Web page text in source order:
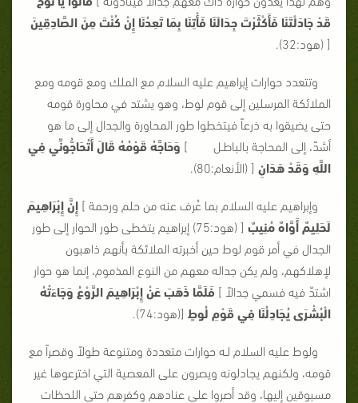
قَدْ جَادَلْتَنَا فَأَكْثَرْتَ جِدَالَنَا فَأْتِنَا بِمَا تَعِدُنَا إِنْ كُنْتَ مِنَ الصَّادِقِينَ
[ (هود:32).
وتتعدد حوارات إبراهيم عليه السلام مع الملك ومع قومه ومع
الملائكة المرسلين إلى قوم لوط، وهو يشتد في محاورة قومه
حتى يضيقوا به ذرعاً فيتخطوا طور المحاورة والجدال إلى ما هو
أشدّ، إلى المحاجة بالباطـل ] وَحَاجَّهُ قَوْمُهُ قَالَ أَتُحَاجُّونِّي فِي
اللَّهِ وَقَدْ هَدَانِ [ (الأنعام:80).
وإبراهيم عليه السلام بما عُرف عنه من حلم ورحمة ] إِنَّ إِبْرَاهِيمَ
لَحَلِيمٌ أَوَّاهٌ مُنِيبٌ
[ (هود:75) إبراهيم يتخطى طور الحوار إلى طور
الجدال في أمر قوم لوط حين أخبرته الملائكة بأنهم ذاهبون
لإهلاكهم، ولم يكن جداله معهم من النوع المذموم، إنما هو حوار
اشتدّ فيه فسمي جدالاً ] فَلَمَّا ذَهَبَ عَنْ إِبْرَاهِيمَ الرَّوْعُ وَجَاءَتْهُ
الْبُشْرَى يُجَادِلُنَا فِي قَوْمِ لُوطٍ [(هود:74).
ولوط عليه السلام لـه حوارات متعددة ومتنوعة طولاً وقصراً مع
قومه، ولكنهم يجادلونه ويصرون على المعصية التي اخترعوها غير
مسبوقين إليها، وقد أصروا على عنادهم وكفرهم حتى اللحظات